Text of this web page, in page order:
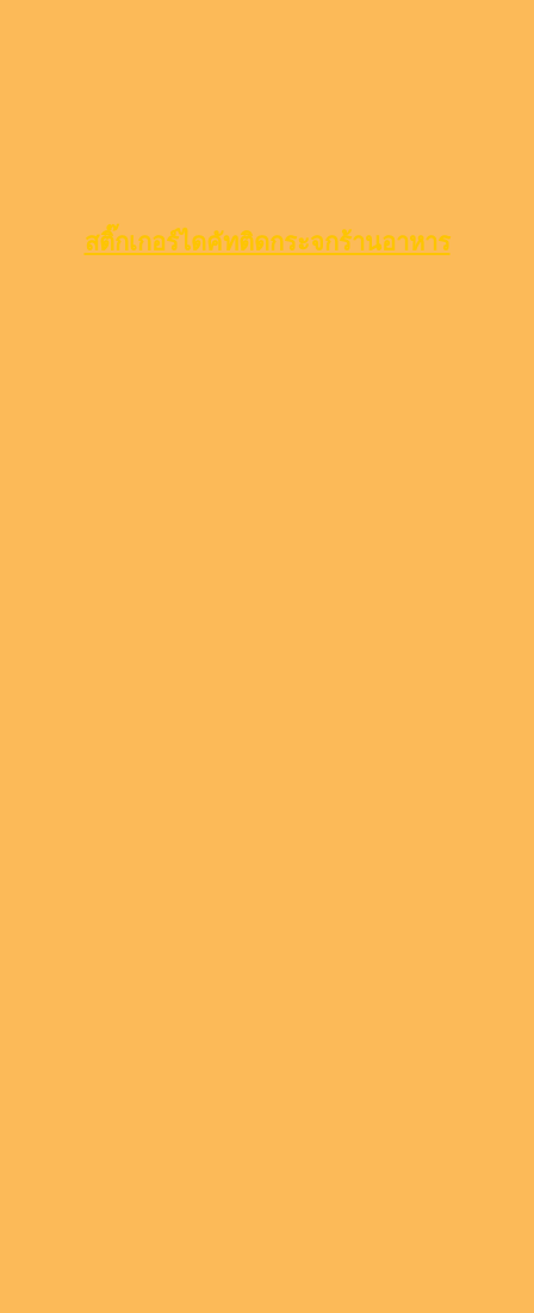
สติ๊กเกอร์ไดคัทติดกระจกร้านอาหาร